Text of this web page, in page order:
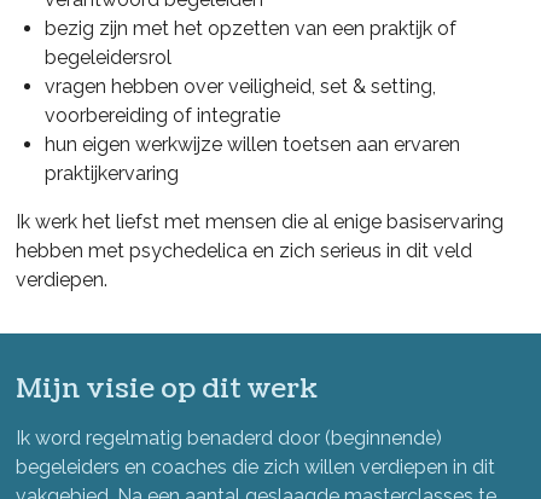
bezig zijn met het opzetten van een praktijk of
begeleidersrol
vragen hebben over veiligheid, set & setting,
voorbereiding of integratie
hun eigen werkwijze willen toetsen aan ervaren
praktijkervaring
Ik werk het liefst met mensen die al enige basiservaring
hebben met psychedelica en zich serieus in dit veld
verdiepen.
Mijn visie op dit werk
Ik word regelmatig benaderd door (beginnende)
begeleiders en coaches die zich willen verdiepen in dit